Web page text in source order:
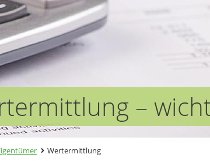
–
Wertermittlung